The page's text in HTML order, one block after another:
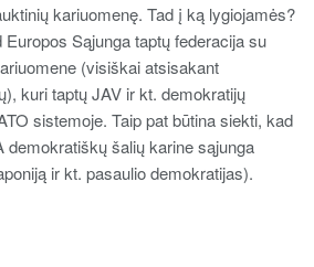
kariuomenę. Tad į ką lygiojamės?
Sąjunga taptų federacija su
(visiškai atsisakant
kuri taptų JAV ir kt. demokratijų
sistemoje. Taip pat būtina siekti, kad
demokratiškų šalių karine sąjunga
ir kt. pasaulio demokratijas).